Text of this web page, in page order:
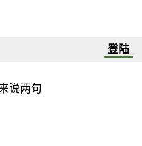
登陆
说两句